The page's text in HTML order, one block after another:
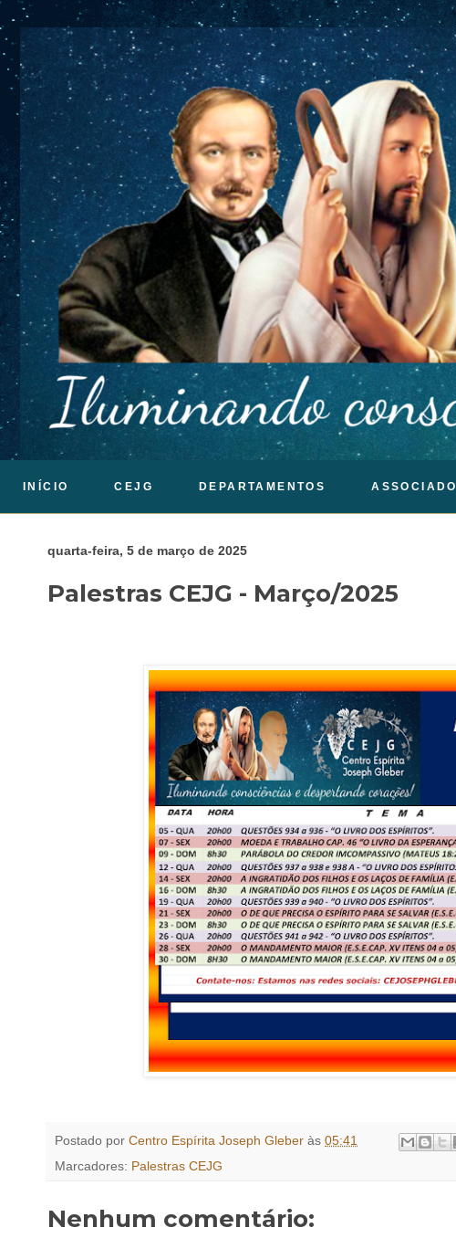
INÍCIO CEJG DEPARTAMENTOS ASSOCIADO
quarta-feira, 5 de março de 2025
Palestras CEJG - Março/2025
Postado por Centro Espírita Joseph Gleber às 05:41
Marcadores: Palestras CEJG
Nenhum comentário: